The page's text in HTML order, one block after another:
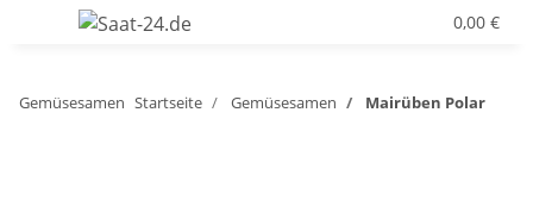
0,00 €
Gemüsesamen Startseite Gemüsesamen Mairüben Polar